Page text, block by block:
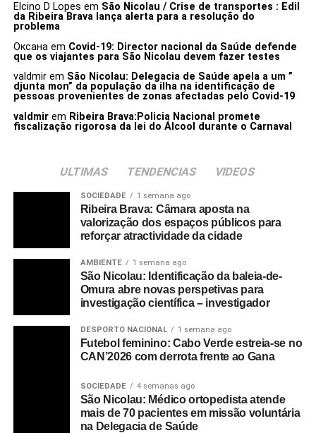
Elcino D Lopes em São Nicolau / Crise de transportes : Edil
da Ribeira Brava lança alerta para a resolução do
problema
Оксанаem Covid-19: Director nacional da Saúde defende
que os viajantes para São Nicolau devem fazer testes
valdmirem São Nicolau: Delegacia de Saúde apela a um ”
djunta mon” da população da ilha na identificação de
pessoas provenientes de zonas afectadas pelo Covid-19
valdmirem Ribeira Brava:Policia Nacional promete
fiscalização rigorosa da lei do Álcool durante o Carnaval
ULTIMAS TENDENCIAS VIDEOS
SOCIEDADE 1 semana ago
Ribeira Brava: Câmara aposta na
valorização dos espaços públicos para
reforçar atractividade da cidade
AMBIENTE 1 semana ago
São Nicolau: Identificação da baleia-de-
Omura abre novas perspetivas para
investigação científica – investigador
DESPORTO NACIONAL 1 semana ago
Futebol feminino: Cabo Verde estreia-se no
CAN’2026 com derrota frente ao Gana
SOCIEDADE 4 semanas ago
São Nicolau: Médico ortopedista atende
mais de 70 pacientes em missão voluntária
na Delegacia de Saúde